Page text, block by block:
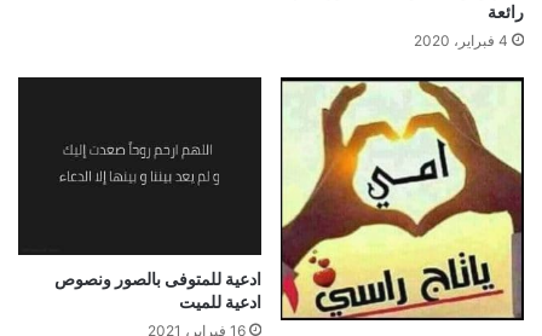
رائعة
4 فبراير، 2020
ادعية للمتوفى بالصور ونصوص
ادعية للميت
16 فبراير، 2021